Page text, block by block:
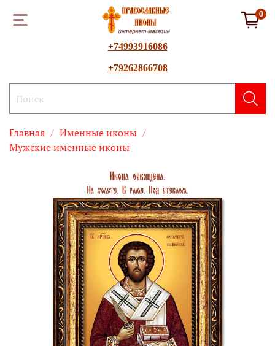
0
+74993916086
+79262866708
Главная
Именные иконы
Мужские именные иконы